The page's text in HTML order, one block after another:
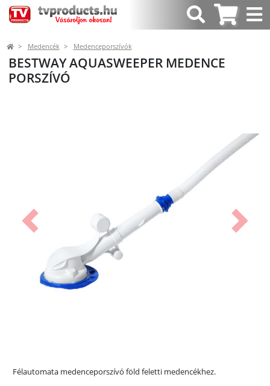
Medencék Medenceporszívók
BESTWAY AQUASWEEPER MEDENCE
PORSZÍVÓ
Előző
Félautomata medenceporszívó föld feletti medencékhez.